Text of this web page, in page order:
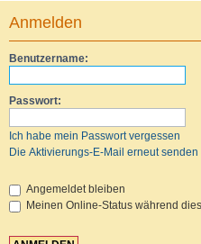
Anmelden
Benutzername:
Passwort:
Ich habe mein Passwort vergessen
Die Aktivierungs-E-Mail erneut senden
Angemeldet bleiben
Meinen Online-Status während